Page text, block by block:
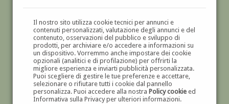
Il nostro sito utilizza cookie tecnici per annunci e
contenuti personalizzati, valutazione degli annunci e del
contenuto, osservazioni del pubblico e sviluppo di
prodotti, per archiviare e/o accedere a informazioni su
un dispositivo. Vorremmo anche impostare dei cookie
opzionali (analitici e di profilazione) per offrirti la
migliore esperienza e inviarti pubblicità personalizzata.
Puoi scegliere di gestire le tue preferenze e accettare,
selezionare o rifiutare tutti i cookie dal pannello
personalizza. Puoi accedere alla nostra Policy cookieed
Informativa sulla Privacy per ulteriori informazioni.
GALLERIAD'ARTE
DIPINTI E SCULTURE '800 E '900